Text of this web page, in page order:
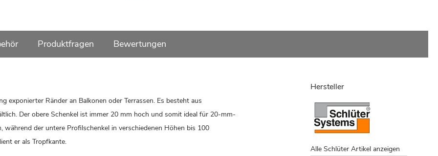
Produktfragen Bewertungen
Hersteller
Alle Schlüter Artikel anzeigen
Ränder an Balkonen oder Terrassen. Es besteht aus
Der obere Schenkel ist immer 20 mm hoch und somit ideal für 20-mm-
der untere Profilschenkel in verschiedenen Höhen bis 100
er als Tropfkante.